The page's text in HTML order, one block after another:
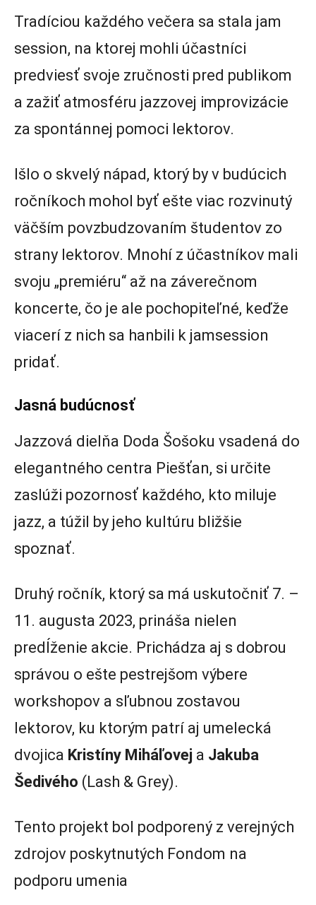
Tradíciou každého večera sa stala jam
session, na ktorej mohli účastníci
predviesť svoje zručnosti pred publikom
a zažiť atmosféru jazzovej improvizácie
za spontánnej pomoci lektorov.
Išlo o skvelý nápad, ktorý by v budúcich
ročníkoch mohol byť ešte viac rozvinutý
väčším povzbudzovaním študentov zo
strany lektorov. Mnohí z účastníkov mali
svoju „premiéru“ až na záverečnom
koncerte, čo je ale pochopiteľné, keďže
viacerí z nich sa hanbili k jamsession
pridať.
Jasná budúcnosť
Jazzová dielňa Doda Šošoku vsadená do
elegantného centra Piešťan, si určite
zaslúži pozornosť každého, kto miluje
jazz, a túžil by jeho kultúru bližšie
spoznať.
Druhý ročník, ktorý sa má uskutočniť 7. –
11. augusta 2023, prináša nielen
predĺženie akcie. Prichádza aj s dobrou
správou o ešte pestrejšom výbere
workshopov a sľubnou zostavou
lektorov, ku ktorým patrí aj umelecká
dvojica Kristíny Miháľovej a Jakuba
Šedivého (Lash & Grey).
Tento projekt bol podporený z verejných
zdrojov poskytnutých Fondom na
podporu umenia